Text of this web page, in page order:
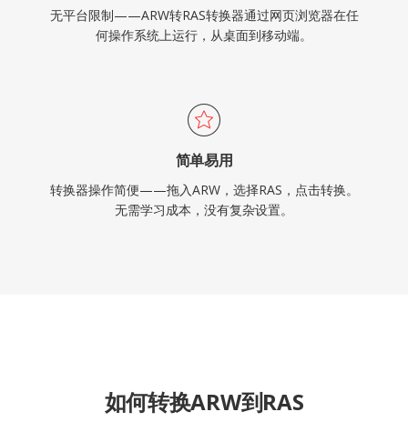
无平台限制——ARW转RAS转换器通过网页浏览器在任
何操作系统上运行，从桌面到移动端。
简单易用
转换器操作简便——拖入ARW，选择RAS，点击转换。
无需学习成本，没有复杂设置。
如何转换ARW到RAS